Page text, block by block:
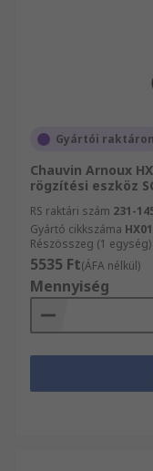
Gyártói raktáron
Chauvin Arnoux
rögzítési eszköz
RS raktári szám 231-
Gyártó cikkszáma
Részösszeg (1 egység)
5535 Ft(ÁFA nélkül)
Mennyiség